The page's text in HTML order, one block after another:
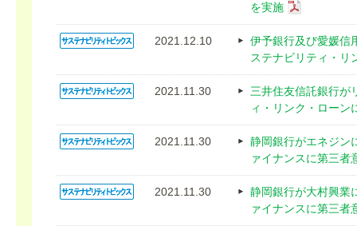
を実施
2021.12.10
伊予銀行及び愛媛信
ステナビリティ・リ
2021.11.30
三井住友信託銀行が
ィ・リンク・ローン
2021.11.30
静岡銀行がエネジン
ァイナンスに第三者
2021.11.30
静岡銀行が大村興業
ァイナンスに第三者